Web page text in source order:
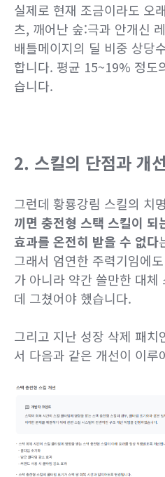
실제로 현재 조금이라도 오
츠, 깨어난 숲:극과 안개신
배틀메이지의 딜 비중 상당
합니다. 평균 15~19% 정도
습니다.
2. 스킬의 단점과 개
그런데 황룡강림 스킬의 치
끼면 충전형 스택 스킬이
효과를 온전히 받을 수 없다
그래서 엄연한 주력기임에
가 아니라 약간 쓸만한 대체
데 그쳤어야 했습니다.
그리고 지난 성장 삭제 패
서 다음과 같은 개선이 이루